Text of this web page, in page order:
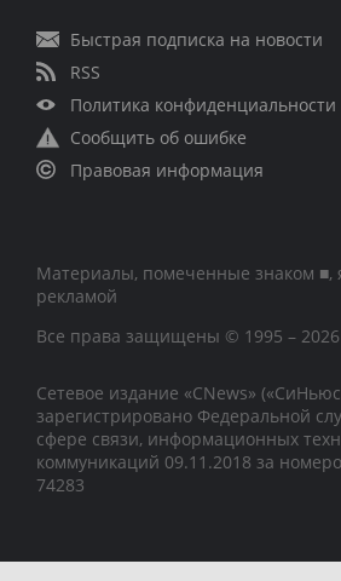
Быстрая подписка на новости
RSS
Политика конфиденциальности
Сообщить об ошибке
Правовая информация
Материалы, помеченные знаком ■,
рекламой
Все права защищены © 1995 – 2026
Сетевое издание «CNews»
зарегистрировано Федеральной
сфере связи, информационных
коммуникаций 09.11.2018 за
74283